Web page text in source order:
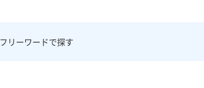
フリーワードで探す